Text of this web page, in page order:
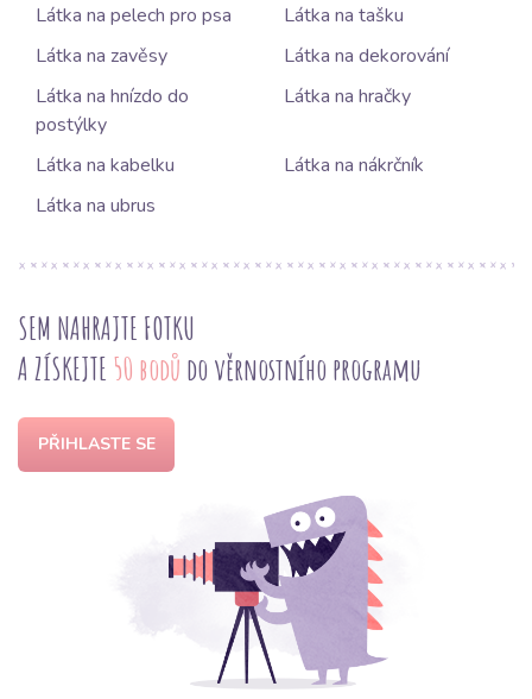
Látka na pelech pro psa
Látka na tašku
Látka na zavěsy
Látka na dekorování
Látka na hnízdo do
postýlky
Látka na hračky
Látka na kabelku
Látka na nákrčník
Látka na ubrus
SEM NAHRAJTE FOTKU
A ZÍSKEJTE 50 bodů do věrnostního programu
PŘIHLASTE SE